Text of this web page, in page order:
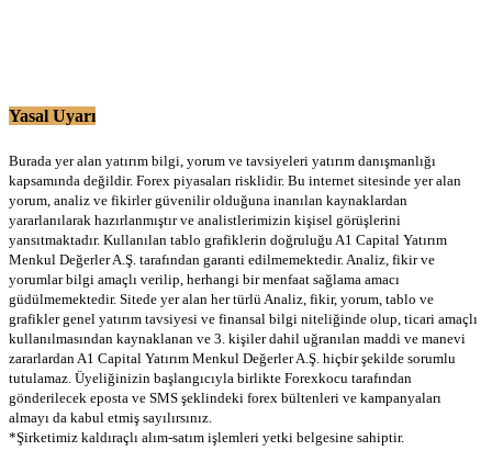
Yasal Uyarı
Burada yer alan yatırım bilgi, yorum ve tavsiyeleri yatırım danışmanlığı
kapsamında değildir. Forex piyasaları risklidir. Bu internet sitesinde yer alan
yorum, analiz ve fikirler güvenilir olduğuna inanılan kaynaklardan
yararlanılarak hazırlanmıştır ve analistlerimizin kişisel görüşlerini
yansıtmaktadır. Kullanılan tablo grafiklerin doğruluğu A1 Capital Yatırım
Menkul Değerler A.Ş. tarafından garanti edilmemektedir. Analiz, fikir ve
yorumlar bilgi amaçlı verilip, herhangi bir menfaat sağlama amacı
güdülmemektedir. Sitede yer alan her türlü Analiz, fikir, yorum, tablo ve
grafikler genel yatırım tavsiyesi ve finansal bilgi niteliğinde olup, ticari amaçlı
kullanılmasından kaynaklanan ve 3. kişiler dahil uğranılan maddi ve manevi
zararlardan A1 Capital Yatırım Menkul Değerler A.Ş. hiçbir şekilde sorumlu
tutulamaz. Üyeliğinizin başlangıcıyla birlikte Forexkocu tarafından
gönderilecek eposta ve SMS şeklindeki forex bültenleri ve kampanyaları
almayı da kabul etmiş sayılırsınız.
*Şirketimiz kaldıraçlı alım-satım işlemleri yetki belgesine sahiptir.